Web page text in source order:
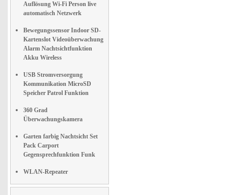
Auflösung Wi-Fi Person live
automatisch Netzwerk
Bewegungssensor Indoor SD-
Kartenslot Videoüberwachung
Alarm Nachtsichtfunktion
Akku Wireless
USB Stromversorgung
Kommunikation MicroSD
Speicher Patrol Funktion
360 Grad
Überwachungskamera
Garten farbig Nachtsicht Set
Pack Carport
Gegensprechfunktion Funk
WLAN-Repeater